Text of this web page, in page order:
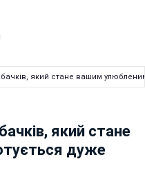
який стане вашим
який стане
дуже